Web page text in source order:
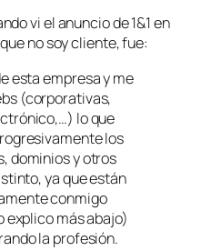
vi el anuncio de 1&1 en
no soy cliente, fue:
esta empresa y me
(corporativas,
lo que
los
dominios y otros
ya que están
conmigo
explico más abajo)
la profesión.